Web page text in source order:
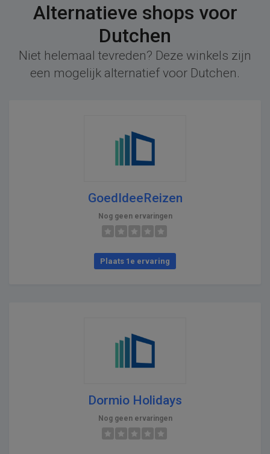
Alternatieve shops voor
Dutchen
Niet helemaal tevreden? Deze winkels zijn
een mogelijk alternatief voor Dutchen.
GoedIdeeReizen
Nog geen ervaringen
Plaats 1e ervaring
Dormio Holidays
Nog geen ervaringen